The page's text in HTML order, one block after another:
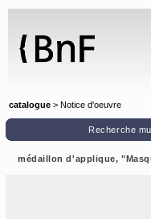
catalogue > Notice d'oeuvre
Recherche
médaillon d'applique,